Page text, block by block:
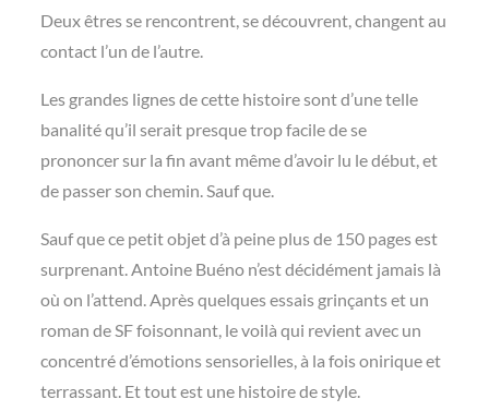
Deux êtres se rencontrent, se découvrent, changent au
contact l’un de l’autre.
Les grandes lignes de cette histoire sont d’une telle
banalité qu’il serait presque trop facile de se
prononcer sur la fin avant même d’avoir lu le début, et
de passer son chemin. Sauf que.
Sauf que ce petit objet d’à peine plus de 150 pages est
surprenant. Antoine Buéno n’est décidément jamais là
où on l’attend. Après quelques essais grinçants et un
roman de SF foisonnant, le voilà qui revient avec un
concentré d’émotions sensorielles, à la fois onirique et
terrassant. Et tout est une histoire de style.